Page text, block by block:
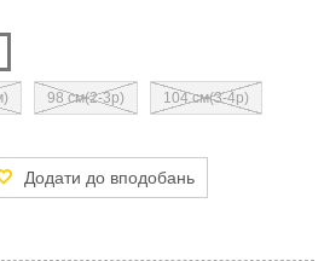
98 см(2-3р) 104 см(3-4р)